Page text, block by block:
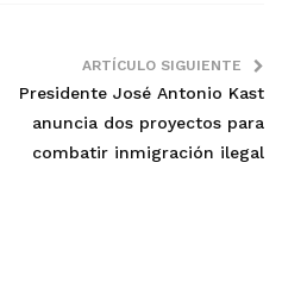
ARTÍCULO SIGUIENTE
Presidente José Antonio Kast
anuncia dos proyectos para
combatir inmigración ilegal